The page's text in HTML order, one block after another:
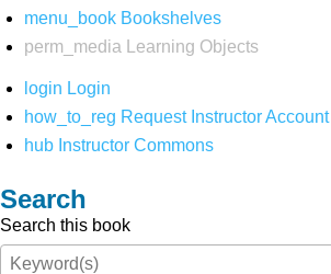
menu_book Bookshelves
perm_media
Learning Objects
login Login
how_to_reg Request Instructor Account
hub Instructor Commons
Search
Search this book